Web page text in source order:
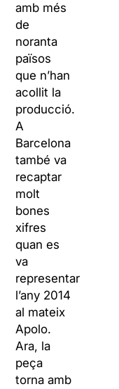
amb més
de
noranta
països
que n’han
acollit la
producció.
A
Barcelona
també va
recaptar
molt
bones
xifres
quan es
va
representar
l’any 2014
al mateix
Apolo.
Ara, la
peça
torna amb